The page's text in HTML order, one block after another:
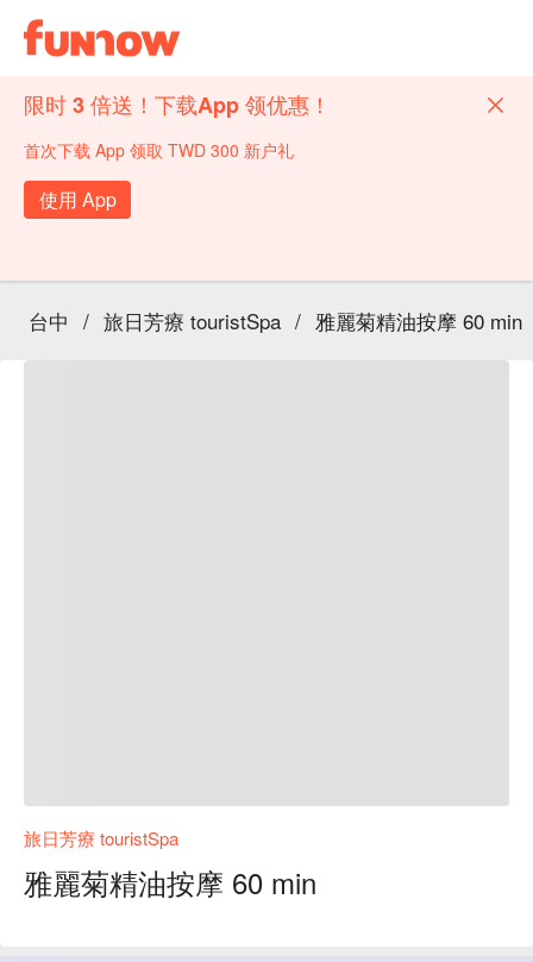
限时 3 倍送！下载App 领优惠！
首次下载 App 领取 TWD 300 新户礼
使用 App
台中 / 旅日芳療 touristSpa / 雅麗菊精油按摩 60 min
旅日芳療 touristSpa
雅麗菊精油按摩 60 min